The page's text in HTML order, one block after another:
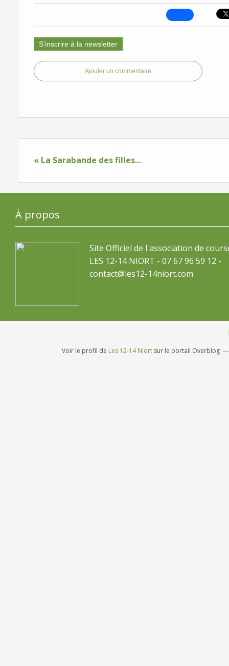
S'inscrire à la newsletter
Ajouter un commentaire
« La Sarabande des filles...
À propos
Site Officiel de l'association de
LES 12-14 NIORT - 07 67 96 59 12 -
contact@les12-14niort.com
Voir le profil de Les 12-14 Niort sur le portail Overblog